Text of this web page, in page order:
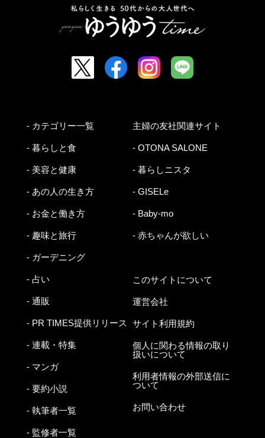
- カテゴリー一覧
- 暮らしと食
- 美容と健康
- あの人の生き方
- お金と働き方
- 趣味と旅行
- ガーデニング
- 占い
- 通販
- PR TIMES提供リリース
- 連載・特集
- マンガ
- 要約小説
- 執筆者一覧
- 監修者一覧
主婦の友社関連サイト
- OTONA SALONE
- 暮らしニスタ
- GISELe
- Baby-mo
- 赤ちゃんが欲しい
このサイトについて
運営会社
サイト利用規約
個人に関わる情報の取り
扱いについて
利用者情報の外部送信に
ついて
お問い合わせ